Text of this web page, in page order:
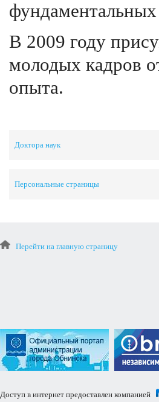
В 2009 году
молодых кадров
опыта.
Доктора наук
Персональные страницы
Перейти на главную страницу
Доступ в интернет предоставлен компанией